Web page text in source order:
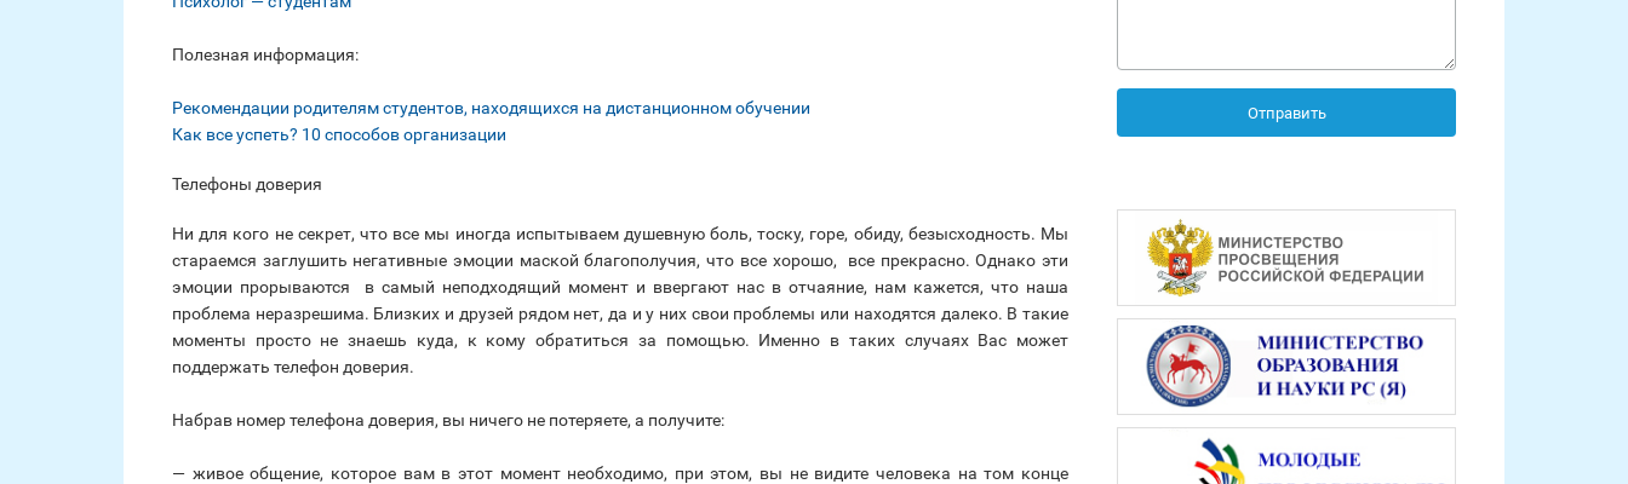
Полезная информация:
Рекомендации родителям студентов, находящихся на дистанционном обучении
Как все успеть? 10 способов организации
Телефоны доверия
Ни для кого не секрет, что все мы иногда испытываем душевную боль, тоску, горе, обиду, безысходность. Мы
стараемся заглушить негативные эмоции маской благополучия, что все хорошо, все прекрасно. Однако эти
эмоции прорываются в самый неподходящий момент и ввергают нас в отчаяние, нам кажется, что наша
проблема неразрешима. Близких и друзей рядом нет, да и у них свои проблемы или находятся далеко. В такие
моменты просто не знаешь куда, к кому обратиться за помощью. Именно в таких случаях Вас может
поддержать телефон доверия.
Набрав номер телефона доверия, вы ничего не потеряете, а получите:
— живое общение, которое вам в этот момент необходимо, при этом, вы не видите человека на том конце